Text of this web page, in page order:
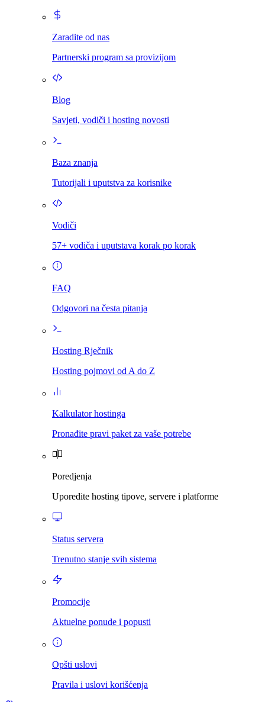
Zaradite od nas
Partnerski program sa provizijom
Blog
Savjeti, vodiči i hosting novosti
Baza znanja
Tutorijali i uputstva za korisnike
Vodiči
57+ vodiča i uputstava korak po korak
FAQ
Odgovori na česta pitanja
Hosting Rječnik
Hosting pojmovi od A do Z
Kalkulator hostinga
Pronađite pravi paket za vaše potrebe
Poredjenja
Uporedite hosting tipove, servere i platforme
Status servera
Trenutno stanje svih sistema
Promocije
Aktuelne ponude i popusti
Opšti uslovi
Pravila i uslovi korišćenja